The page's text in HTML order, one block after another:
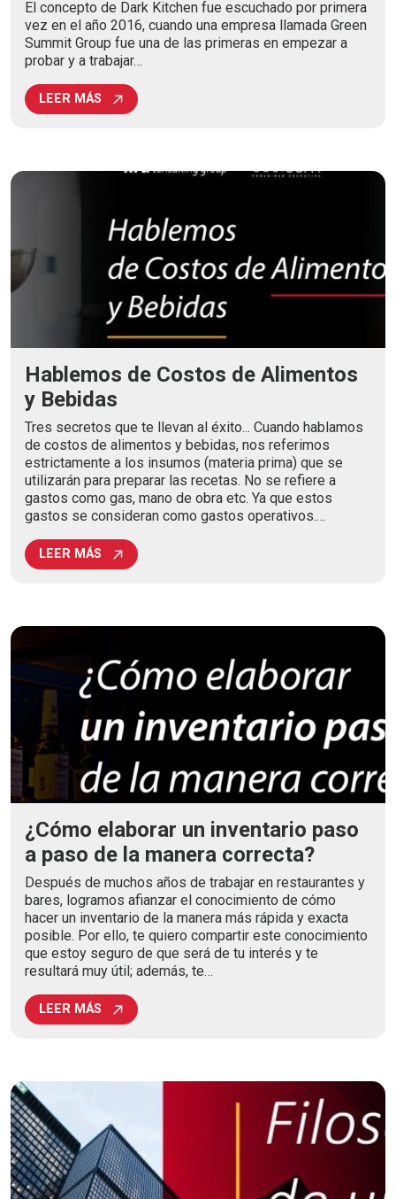
El concepto de Dark Kitchen fue escuchado por primera
vez en el año 2016, cuando una empresa llamada Green
Summit Group fue una de las primeras en empezar a
probar y a trabajar…
LEER MÁS
Hablemos de Costos de Alimentos
y Bebidas
Tres secretos que te llevan al éxito... Cuando hablamos
de costos de alimentos y bebidas, nos referimos
estrictamente a los insumos (materia prima) que se
utilizarán para preparar las recetas. No se refiere a
gastos como gas, mano de obra etc. Ya que estos
gastos se consideran como gastos operativos.…
LEER MÁS
¿Cómo elaborar un inventario paso
a paso de la manera correcta?
Después de muchos años de trabajar en restaurantes y
bares, logramos afianzar el conocimiento de cómo
hacer un inventario de la manera más rápida y exacta
posible. Por ello, te quiero compartir este conocimiento
que estoy seguro de que será de tu interés y te
resultará muy útil; además, te…
LEER MÁS